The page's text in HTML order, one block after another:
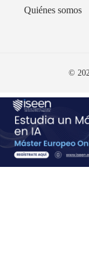
Quiénes somos
©